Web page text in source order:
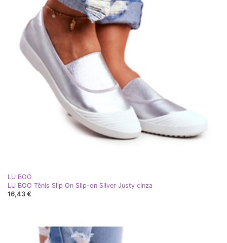
LU BOO
LU BOO Tênis Slip On Slip-on Silver Justy cinza
16,43 €